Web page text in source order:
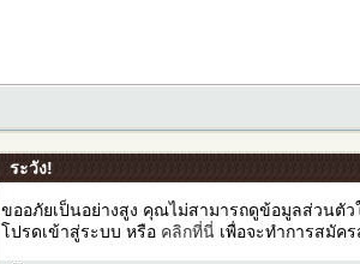
ระวัง!
ขออภัยเป็นอย่างสูง คุณไม่สามารถดูข้อมูลส่วนตั
โปรดเข้าสู่ระบบ หรือ คลิกที่นี่เพื่อจะทำการสมัค